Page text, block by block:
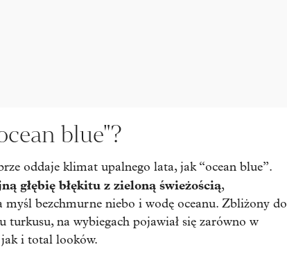
blue"?
oddaje klimat upalnego lata, jak “ocean blue”.
głębię błękitu z zieloną świeżością,
bezchmurne niebo i wodę oceanu. Zbliżony do
turkusu, na wybiegach pojawiał się zarówno w
i total looków.